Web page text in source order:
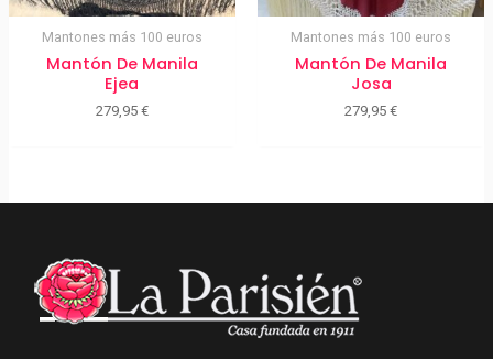
Mantones más 100 euros
Mantón De Manila
Ejea
279,95 €
Mantones más 100 euros
Mantón De Manila
Josa
279,95€